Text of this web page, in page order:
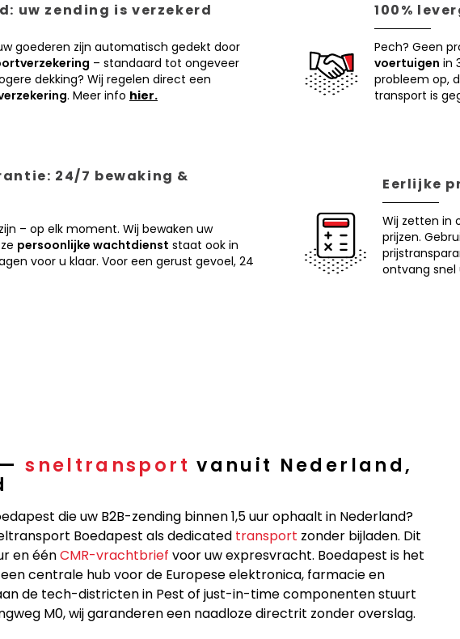
uw zending is verzekerd
goederen zijn automatisch gedekt door
– standaard tot ongeveer
dekking? Wij regelen direct een
. Meer info hier.
100%
Pech? Geen
voertuigen in
probleem op,
transport is
24/7 bewaking &
– op elk moment. Wij bewaken uw
persoonlijke wachtdienst staat ook in
voor u klaar. Voor een gerust gevoel, 24
Eerlijke
Wij zetten in
prijzen.
ontvang snel
—sneltransport vanuit Nederland,
die uw B2B-zending binnen 1,5 uur ophaalt in Nederland?
Boedapest als dedicated transport zonder bijladen. Dit
en éénCMR-vrachtbrief voor uw expresvracht. Boedapest is het
centrale hub voor de Europese elektronica, farmacie en
de tech-districten in Pest of just-in-time componenten stuurt
M0, wij garanderen een naadloze directrit zonder overslag.